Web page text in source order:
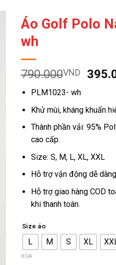
Áo Golf Polo
wh
790.000VND
Giá
PLM1023- wh
Khử mùi, kháng khuẩn
Thành phần vải: 95%
cao cấp.
Size: S, M, L, XL, XXL
Hỗ trợ vận động dễ
Hỗ trợ giao hàng COD
khi thanh toán.
Size áo
L M S XL
XÓA